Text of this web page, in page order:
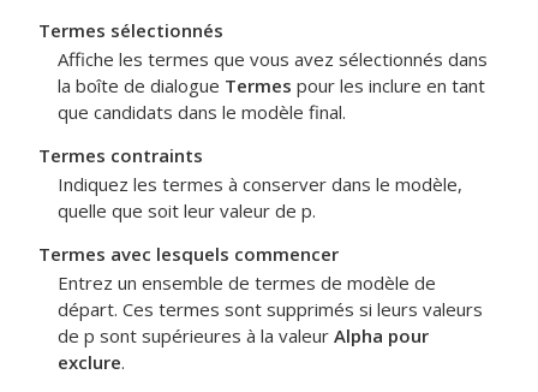
Termes sélectionnés
Affiche les termes que vous avez sélectionnés dans
la boîte de dialogue Termes pour les inclure en tant
que candidats dans le modèle final.
Termes contraints
Indiquez les termes à conserver dans le modèle,
quelle que soit leur valeur de p.
Termes avec lesquels commencer
Entrez un ensemble de termes de modèle de
départ. Ces termes sont supprimés si leurs valeurs
de p sont supérieures à la valeur Alpha pour
exclure.